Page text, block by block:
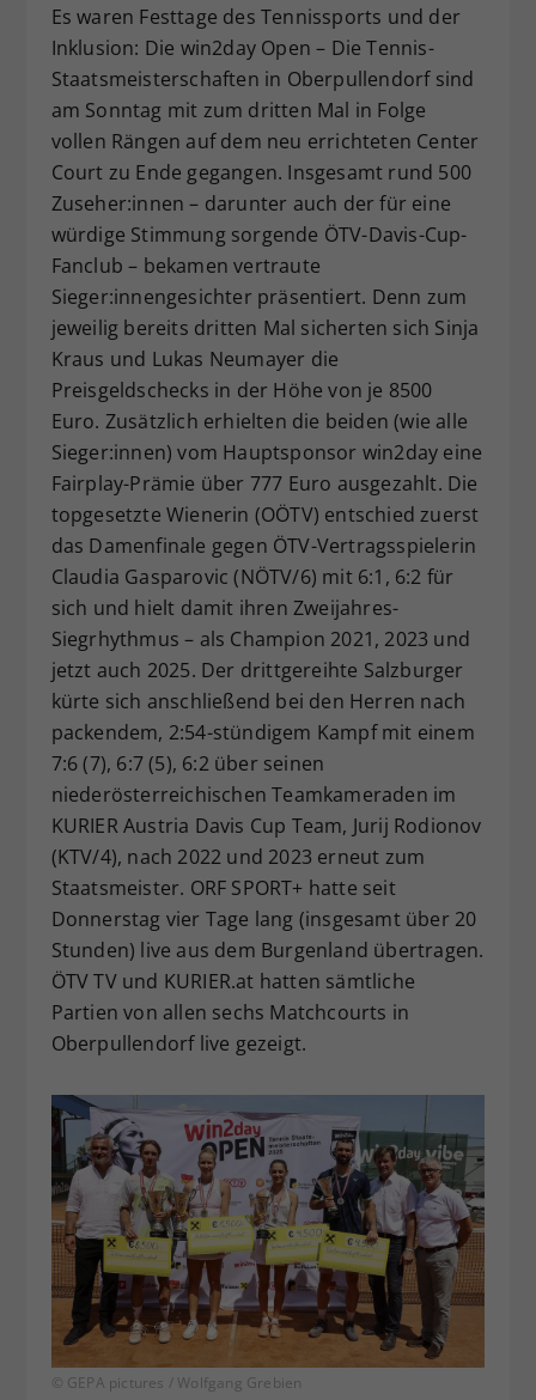
Es waren Festtage des Tennissports und der
Inklusion: Die win2day Open – Die Tennis-
Staatsmeisterschaften in Oberpullendorf sind
am Sonntag mit zum dritten Mal in Folge
vollen Rängen auf dem neu errichteten Center
Court zu Ende gegangen. Insgesamt rund 500
Zuseher:innen – darunter auch der für eine
würdige Stimmung sorgende ÖTV-Davis-Cup-
Fanclub – bekamen vertraute
Sieger:innengesichter präsentiert. Denn zum
jeweilig bereits dritten Mal sicherten sich Sinja
Kraus und Lukas Neumayer die
Preisgeldschecks in der Höhe von je 8500
Euro. Zusätzlich erhielten die beiden (wie alle
Sieger:innen) vom Hauptsponsor win2day eine
Fairplay-Prämie über 777 Euro ausgezahlt. Die
topgesetzte Wienerin (OÖTV) entschied zuerst
das Damenfinale gegen ÖTV-Vertragsspielerin
Claudia Gasparovic (NÖTV/6) mit 6:1, 6:2 für
sich und hielt damit ihren Zweijahres-
Siegrhythmus – als Champion 2021, 2023 und
jetzt auch 2025. Der drittgereihte Salzburger
kürte sich anschließend bei den Herren nach
packendem, 2:54-stündigem Kampf mit einem
7:6 (7), 6:7 (5), 6:2 über seinen
niederösterreichischen Teamkameraden im
KURIER Austria Davis Cup Team, Jurij Rodionov
(KTV/4), nach 2022 und 2023 erneut zum
Staatsmeister. ORF SPORT+ hatte seit
Donnerstag vier Tage lang (insgesamt über 20
Stunden) live aus dem Burgenland übertragen.
ÖTV TV und KURIER.at hatten sämtliche
Partien von allen sechs Matchcourts in
Oberpullendorf live gezeigt.
© GEPA pictures / Wolfgang Grebien
Zweck
Dieser Wert speichert Ihre Consent-
Einstellungen. Unter anderem eine
zufällig generierte ID, für die
historische Speicherung Ihrer
vorgenommen Einstellungen, falls der
Webseiten-Betreiber dies eingestellt
hat.